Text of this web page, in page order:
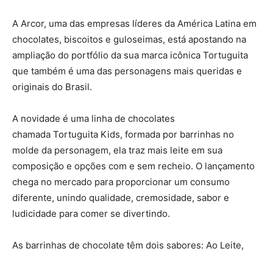
A Arcor, uma das empresas líderes da América Latina em
chocolates, biscoitos e guloseimas, está apostando na
ampliação do portfólio da sua marca icônica Tortuguita
que também é uma das personagens mais queridas e
originais do Brasil.
A novidade é uma linha de chocolates
chamada Tortuguita Kids, formada por barrinhas no
molde da personagem, ela traz mais leite em sua
composição e opções com e sem recheio. O lançamento
chega no mercado para proporcionar um consumo
diferente, unindo qualidade, cremosidade, sabor e
ludicidade para comer se divertindo.
As barrinhas de chocolate têm dois sabores: Ao Leite,